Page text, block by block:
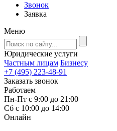
Звонок
Заявка
Меню
Юридические услуги
Частным лицам Бизнесу
+7 (495) 223-48-91
Заказать звонок
Работаем
Пн-Пт с 9:00 до 21:00
Сб с 10:00 до 14:00
Онлайн